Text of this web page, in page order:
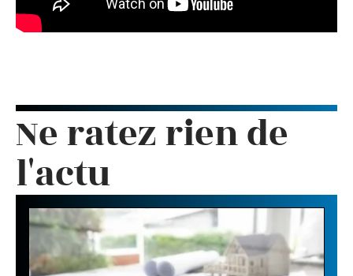
Ne ratez rien de
l'actu